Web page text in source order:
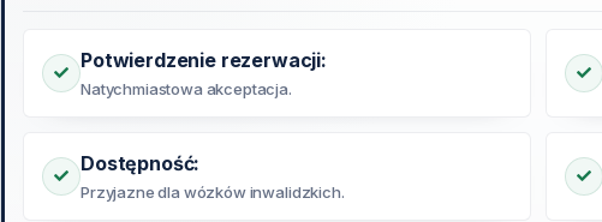
Potwierdzenie rezerwacji:
Natychmiastowa akceptacja.
Dostępność:
Przyjazne dla wózków inwalidzkich.